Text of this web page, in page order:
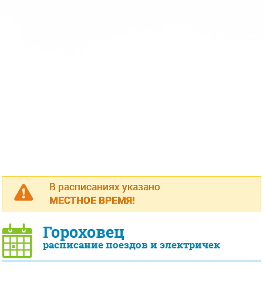
В расписаниях указано
МЕСТНОЕ ВРЕМЯ!
Гороховец
расписание поездов и электричек